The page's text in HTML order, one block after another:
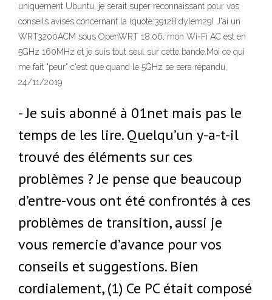
uniquement Ubuntu, je serait super reconnaissant pour vos
conseils avisés concernant la (quote:39128:dylem29) J'ai un
WRT3200ACM sous OpenWRT 18.06, mon Wi-Fi AC est en
5GHz 160MHz et je suis tout seul sur cette bande.Moi ce qui
me fait "peur" c'est que quand le 5GHz se sera répandu,
24/11/2019
- Je suis abonné à 01net mais pas le
temps de les lire. Quelqu’un y-a-t-il
trouvé des éléments sur ces
problèmes ? Je pense que beaucoup
d’entre-vous ont été confrontés à ces
problèmes de transition, aussi je
vous remercie d’avance pour vos
conseils et suggestions. Bien
cordialement, (1) Ce PC était composé